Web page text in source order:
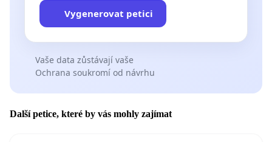
Vygenerovat petici
Vaše data zůstávají vaše
Ochrana soukromí od návrhu
Další petice, které by vás mohly zajímat